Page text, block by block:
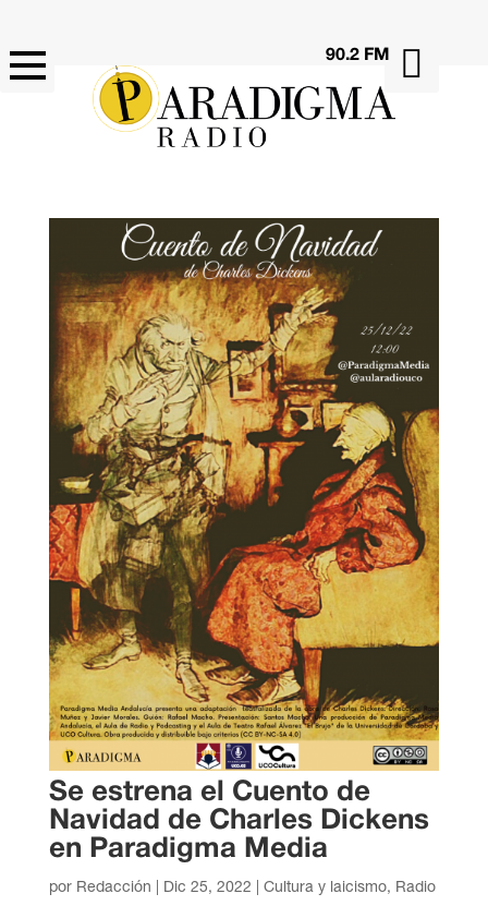

90.2 FM
Se estrena el Cuento de
Navidad de Charles Dickens
en Paradigma Media
por Redacción Dic 25, 2022 Cultura y laicismo, Radio